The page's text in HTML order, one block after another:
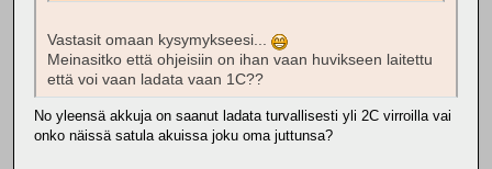
Vastasit omaan kysymykseesi...
Meinasitko että ohjeisiin on ihan vaan huvikseen laitettu
että voi vaan ladata vaan 1C??
No yleensä akkuja on saanut ladata turvallisesti yli 2C virroilla vai
onko näissä satula akuissa joku oma juttunsa?